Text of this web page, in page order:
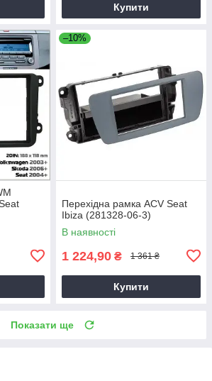
Купити
–10%
Перехідна рамка ACV Seat
Ibiza (281328-06-3)
В наявності
1 224,90 ₴ 1 361 ₴
Купити
Показати ще